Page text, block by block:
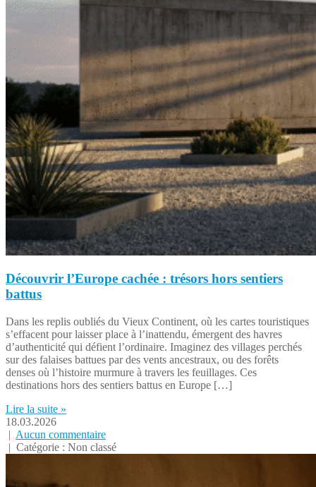
Découvrir l’Europe cachée : trésors hors sentiers
battus
Dans les replis oubliés du Vieux Continent, où les cartes touristiques
s’effacent pour laisser place à l’inattendu, émergent des havres
d’authenticité qui défient l’ordinaire. Imaginez des villages perchés
sur des falaises battues par des vents ancestraux, ou des forêts
denses où l’histoire murmure à travers les feuillages. Ces
destinations hors des sentiers battus en Europe […]
Lire la suite »
18.03.2026
| Aucun commentaire
| Catégorie : Non classé